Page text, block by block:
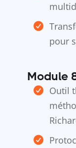
pour
Module
Outil